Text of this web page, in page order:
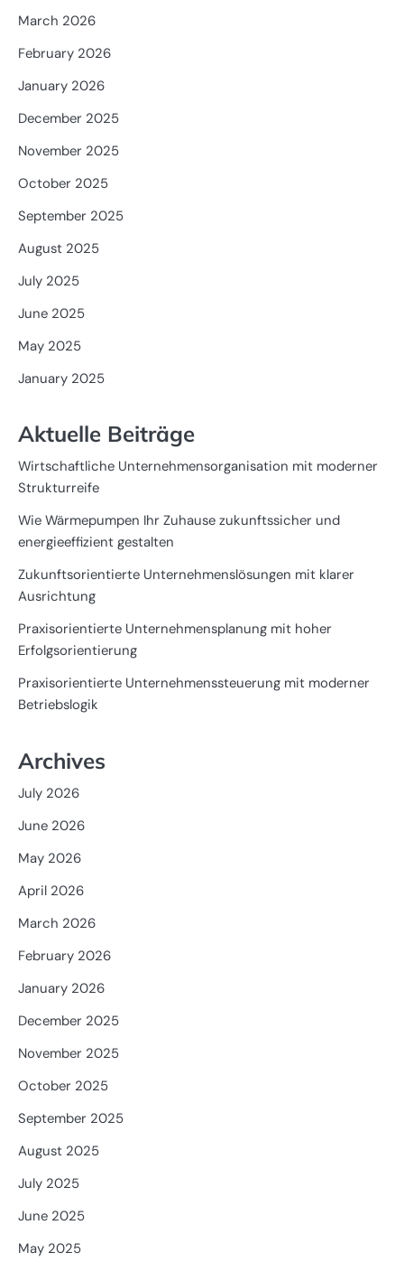
March 2026
February 2026
January 2026
December 2025
November 2025
October 2025
September 2025
August 2025
July 2025
June 2025
May 2025
January 2025
Aktuelle Beiträge
Wirtschaftliche Unternehmensorganisation mit moderner
Strukturreife
Wie Wärmepumpen Ihr Zuhause zukunftssicher und
energieeffizient gestalten
Zukunftsorientierte Unternehmenslösungen mit klarer
Ausrichtung
Praxisorientierte Unternehmensplanung mit hoher
Erfolgsorientierung
Praxisorientierte Unternehmenssteuerung mit moderner
Betriebslogik
Archives
July 2026
June 2026
May 2026
April 2026
March 2026
February 2026
January 2026
December 2025
November 2025
October 2025
September 2025
August 2025
July 2025
June 2025
May 2025